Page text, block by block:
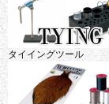
タイイングツール